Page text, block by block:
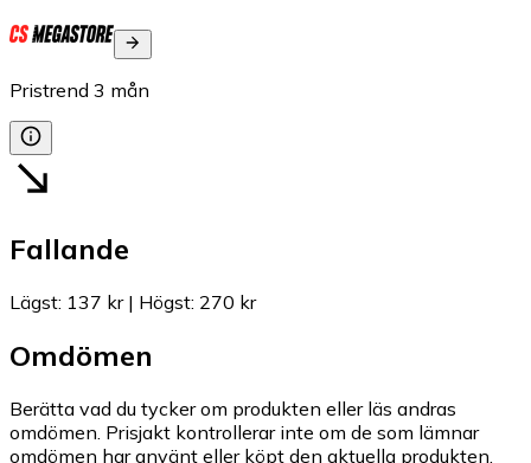
Pristrend 3 mån
Fallande
Lägst: 137 kr| Högst: 270 kr
Omdömen
Berätta vad du tycker om produkten eller läs andras
omdömen. Prisjakt kontrollerar inte om de som lämnar
omdömen har använt eller köpt den aktuella produkten.